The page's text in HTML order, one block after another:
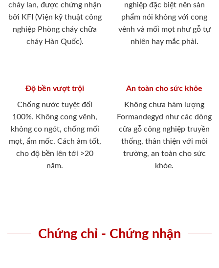
cháy lan, được chứng nhận
bởi KFI (Viện kỹ thuật công
nghiệp Phòng cháy chữa
cháy Hàn Quốc).
nghiệp đặc biệt nên sản
phẩm nói không với cong
vênh và mối mọt như gỗ tự
nhiên hay mắc phải.
Độ bền vượt trội
Chống nước tuyệt đối
100%. Không cong vênh,
không co ngót, chống mối
mọt, ẩm mốc. Cách âm tốt,
cho độ bền lên tới >20
năm.
An toàn cho sức khỏe
Không chưa hàm lượng
Formandegyd như các dòng
cửa gỗ công nghiệp truyền
thống, thân thiện với môi
trường, an toàn cho sức
khỏe.
Chứng chỉ - Chứng nhận